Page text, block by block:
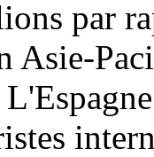
par
Asie-